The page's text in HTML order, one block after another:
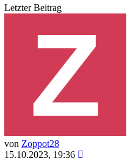
Letzter Beitrag
von Zoppot28
15.10.2023, 19:36